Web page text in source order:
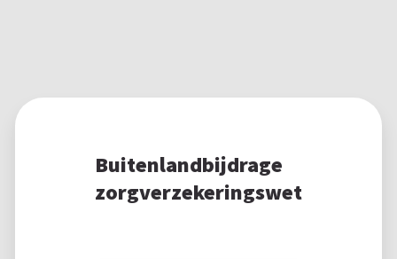
Buitenlandbijdrage
zorgverzekeringswet